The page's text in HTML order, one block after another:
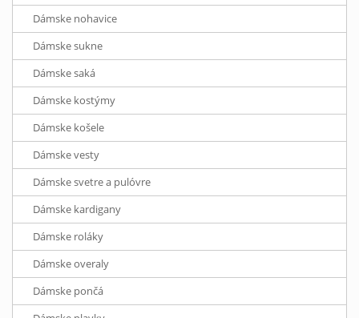
Dámske nohavice
Dámske sukne
Dámske saká
Dámske kostýmy
Dámske košele
Dámske vesty
Dámske svetre a pulóvre
Dámske kardigany
Dámske roláky
Dámske overaly
Dámske pončá